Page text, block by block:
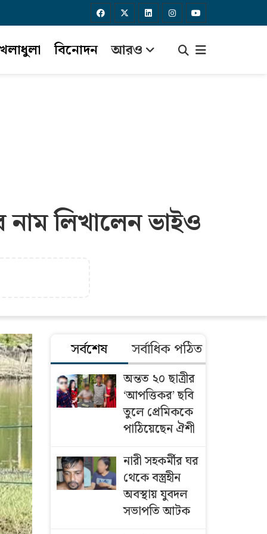
বিনোদন আরও
লিখালেন ভাইও
সর্বশেষ সর্বাধিক পঠিত
অন্তত ২০ ছাত্রীর
‘আপত্তিকর’ ছবি
তুলে প্রেমিককে
পাঠিয়েছেন ঐশী
নারী সহকর্মীর ঘর
থেকে বস্ত্রহীন
অবস্থায় যুবদল
সভাপতি আটক